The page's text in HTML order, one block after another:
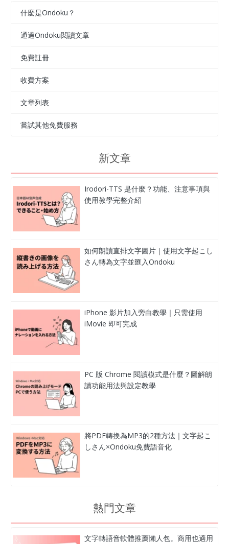
什麼是Ondoku？
通過Ondoku閱讀文章
免費註冊
收費方案
文章列表
嘗試其他免費服務
新文章
Irodori-TTS 是什麼？功能、注意事項與
使用教學完整介紹
如何朗讀直排文字圖片｜使用文字起こし
さん轉為文字並匯入Ondoku
iPhone 影片加入旁白教學｜只需使用
iMovie 即可完成
PC 版 Chrome 閱讀模式是什麼？圖解朗
讀功能用法與設定教學
將PDF轉換為MP3的2種方法｜文字起こ
しさん×Ondoku免費語音化
熱門文章
文字轉語音軟體推薦懶人包。商用也適用